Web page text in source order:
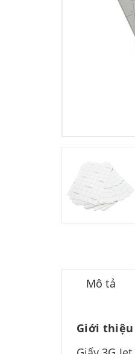
Mô tả
Giới thiệu